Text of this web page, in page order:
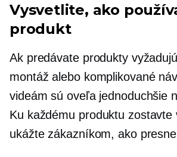
Vysvetlite, ako
produkt
Ak predávate produkty
montáž alebo komplikované
videám sú oveľa jednoduchšie
Ku každému produktu zostavte
ukážte zákazníkom, ako